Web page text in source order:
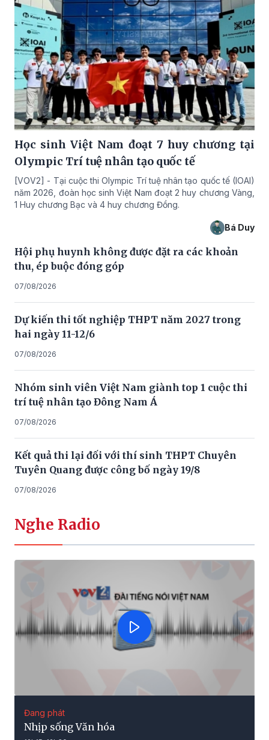
Học sinh Việt Nam đoạt 7 huy chương tại
Olympic Trí tuệ nhân tạo quốc tế
[VOV2] - Tại cuộc thi Olympic Trí tuệ nhân tạo quốc tế (IOAI)
năm 2026, đoàn học sinh Việt Nam đoạt 2 huy chương Vàng,
1 Huy chương Bạc và 4 huy chương Đồng.
Bá Duy
Hội phụ huynh không được đặt ra các khoản
thu, ép buộc đóng góp
07/08/2026
Dự kiến thi tốt nghiệp THPT năm 2027 trong
hai ngày 11-12/6
07/08/2026
Nhóm sinh viên Việt Nam giành top 1 cuộc thi
trí tuệ nhân tạo Đông Nam Á
07/08/2026
Kết quả thi lại đối với thí sinh THPT Chuyên
Tuyên Quang được công bố ngày 19/8
07/08/2026
Nghe Radio
Đang phát
Nhịp sống Văn hóa